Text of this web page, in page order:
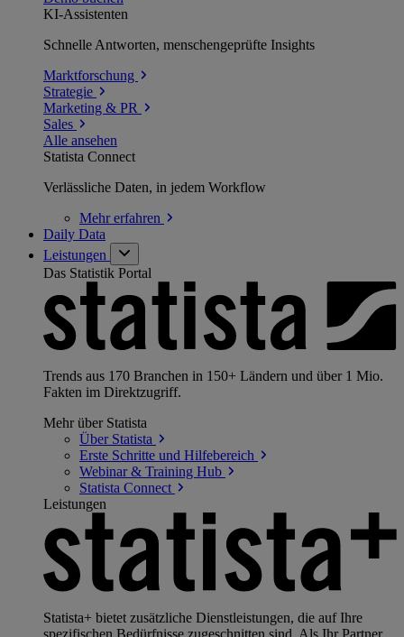
KI-Assistenten
Schnelle Antworten, menschengeprüfte Insights
Marktforschung
Strategie
Marketing & PR
Sales
Alle ansehen
Statista Connect
Verlässliche Daten, in jedem Workflow
Mehrerfahren
Daily Data
Leistungen
Das Statistik Portal
Trends aus 170 Branchen in 150+ Ländern und über 1 Mio.
Fakten im Direktzugriff.
Mehr über Statista
Über Statista
Erste Schritte und Hilfebereich
Webinar & Training Hub
Statista Connect
Leistungen
Statista+ bietet zusätzliche Dienstleistungen, die auf Ihre
spezifischen Bedürfnisse zugeschnitten sind. Als Ihr Partner